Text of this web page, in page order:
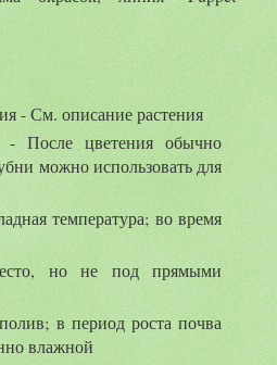
- См. описание растения
- После цветения обычно
можно использовать для
температура; во время
но не под прямыми
в период роста почва
влажной